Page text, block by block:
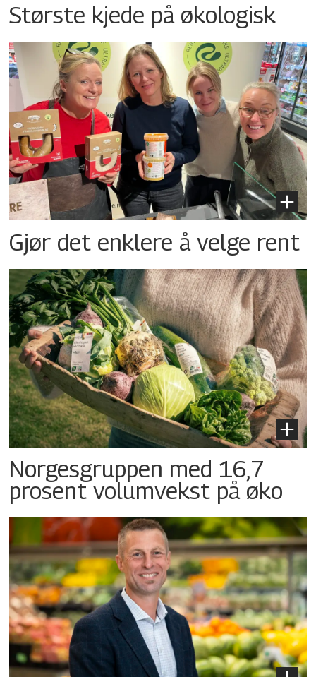
Største kjede på økologisk
Gjør det enklere å velge rent
Norgesgruppen med 16,7
prosent volumvekst på øko